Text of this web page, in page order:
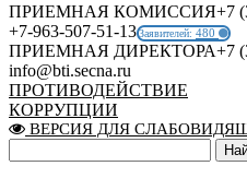
ПРИЕМНАЯ КОМИССИЯ+7
+7-963-507-51-13Заявителей: 480
ПРИЕМНАЯ ДИРЕКТОРА+7
info@bti.secna.ru
ПРОТИВОДЕЙСТВИЕ
КОРРУПЦИИ
ВЕРСИЯ ДЛЯ